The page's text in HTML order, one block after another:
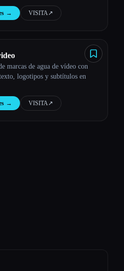
→ VISITA↗︎
marcas de agua de vídeo con
logotipos y subtítulos en
→ VISITA↗︎